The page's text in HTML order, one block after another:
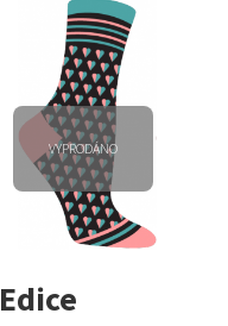
VYPRODÁNO
Edice